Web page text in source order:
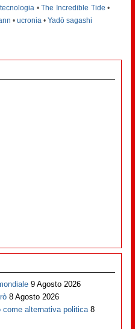
tecnologia •The Incredible Tide •
• ucronia• Yadō sagashi
9 Agosto 2026
8 Agosto 2026
alternativa politica 8